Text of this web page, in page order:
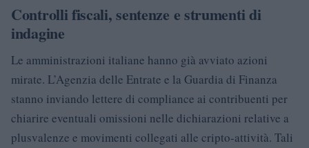
Controlli fiscali, sentenze e strumenti di
indagine
Le amministrazioni italiane hanno già avviato azioni
mirate. L’Agenzia delle Entrate e la Guardia di Finanza
stanno inviando lettere di compliance ai contribuenti per
chiarire eventuali omissioni nelle dichiarazioni relative a
plusvalenze e movimenti collegati alle cripto-attività. Tali